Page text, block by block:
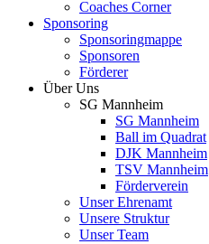
Coaches Corner
Sponsoring
Sponsoringmappe
Sponsoren
Förderer
Über Uns
SG Mannheim
SG Mannheim
Ball im Quadrat
DJK Mannheim
TSV Mannheim
Förderverein
Unser Ehrenamt
Unsere Struktur
Unser Team